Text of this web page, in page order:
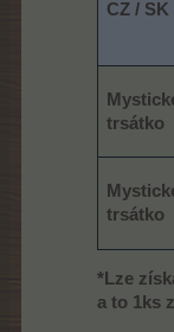
CZ / SK
trsátko
trsátko
*Lze
a to 1ks